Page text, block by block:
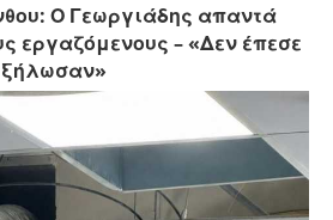
Ο Γεωργιάδης απαντά
εργαζόμενους – «Δεν έπεσε
ξήλωσαν»